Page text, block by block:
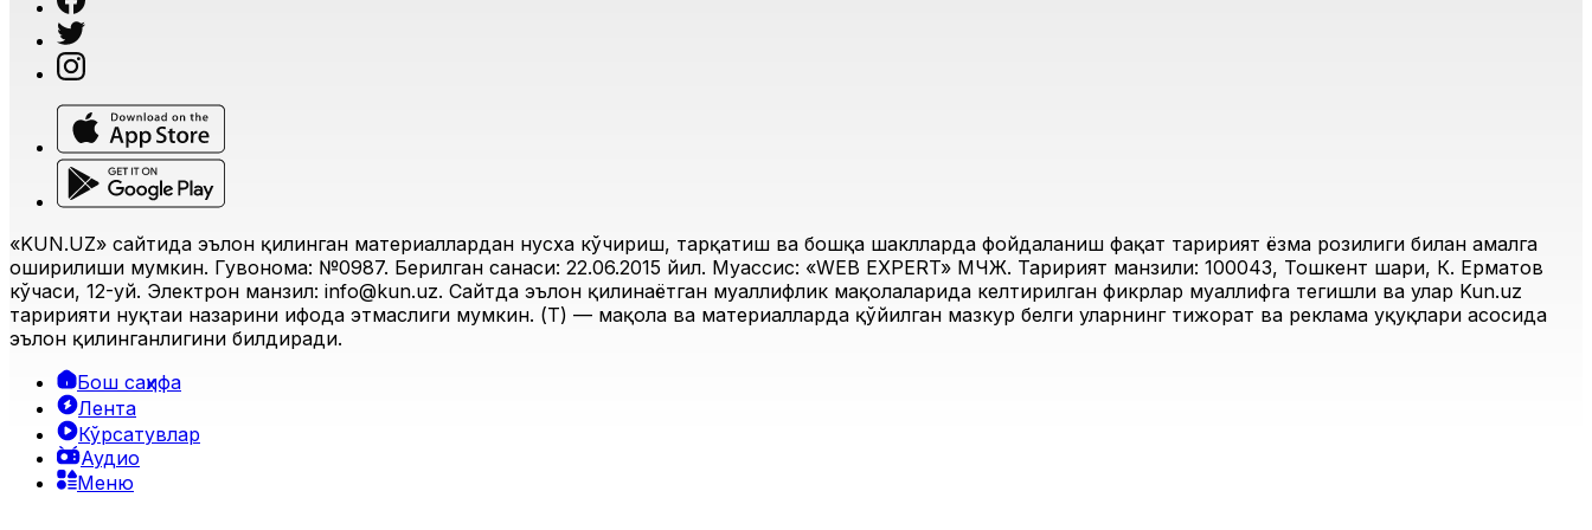
«KUN.UZ» сайтида эълон қилинган материаллардан нусха кўчириш, тарқатиш ва бошқа шаклларда фойдаланиш фақат таҳририят ёзма розилиги билан амалга
оширилиши мумкин. Гувоҳнома: №0987. Берилган санаси: 22.06.2015 йил. Муассис: «WEB EXPERT» МЧЖ. Таҳририят манзили: 100043, Тошкент шаҳри, К. Ерматов
кўчаси, 12-уй. Электрон манзил: info@kun.uz. Сайтда эълон қилинаётган муаллифлик мақолаларида келтирилган фикрлар муаллифга тегишли ва улар Kun.uz
таҳририяти нуқтаи назарини ифода этмаслиги мумкин. (Т) — мақола ва материалларда қўйилган мазкур белги уларнинг тижорат ва реклама ҳуқуқлари асосида
эълон қилинганлигини билдиради.
Бош саҳифа
Лента
Кўрсатувлар
Аудио
Меню